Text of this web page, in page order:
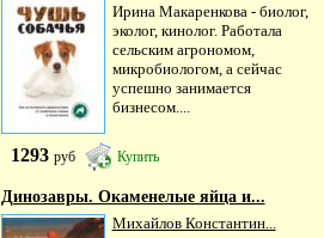
Ирина Макаренкова - биолог,
эколог, кинолог. Работала
сельским агрономом,
микробиологом, а сейчас
успешно занимается
бизнесом....
1293 руб Купить
Динозавры. Окаменелые яйца и...
Михайлов Константин...